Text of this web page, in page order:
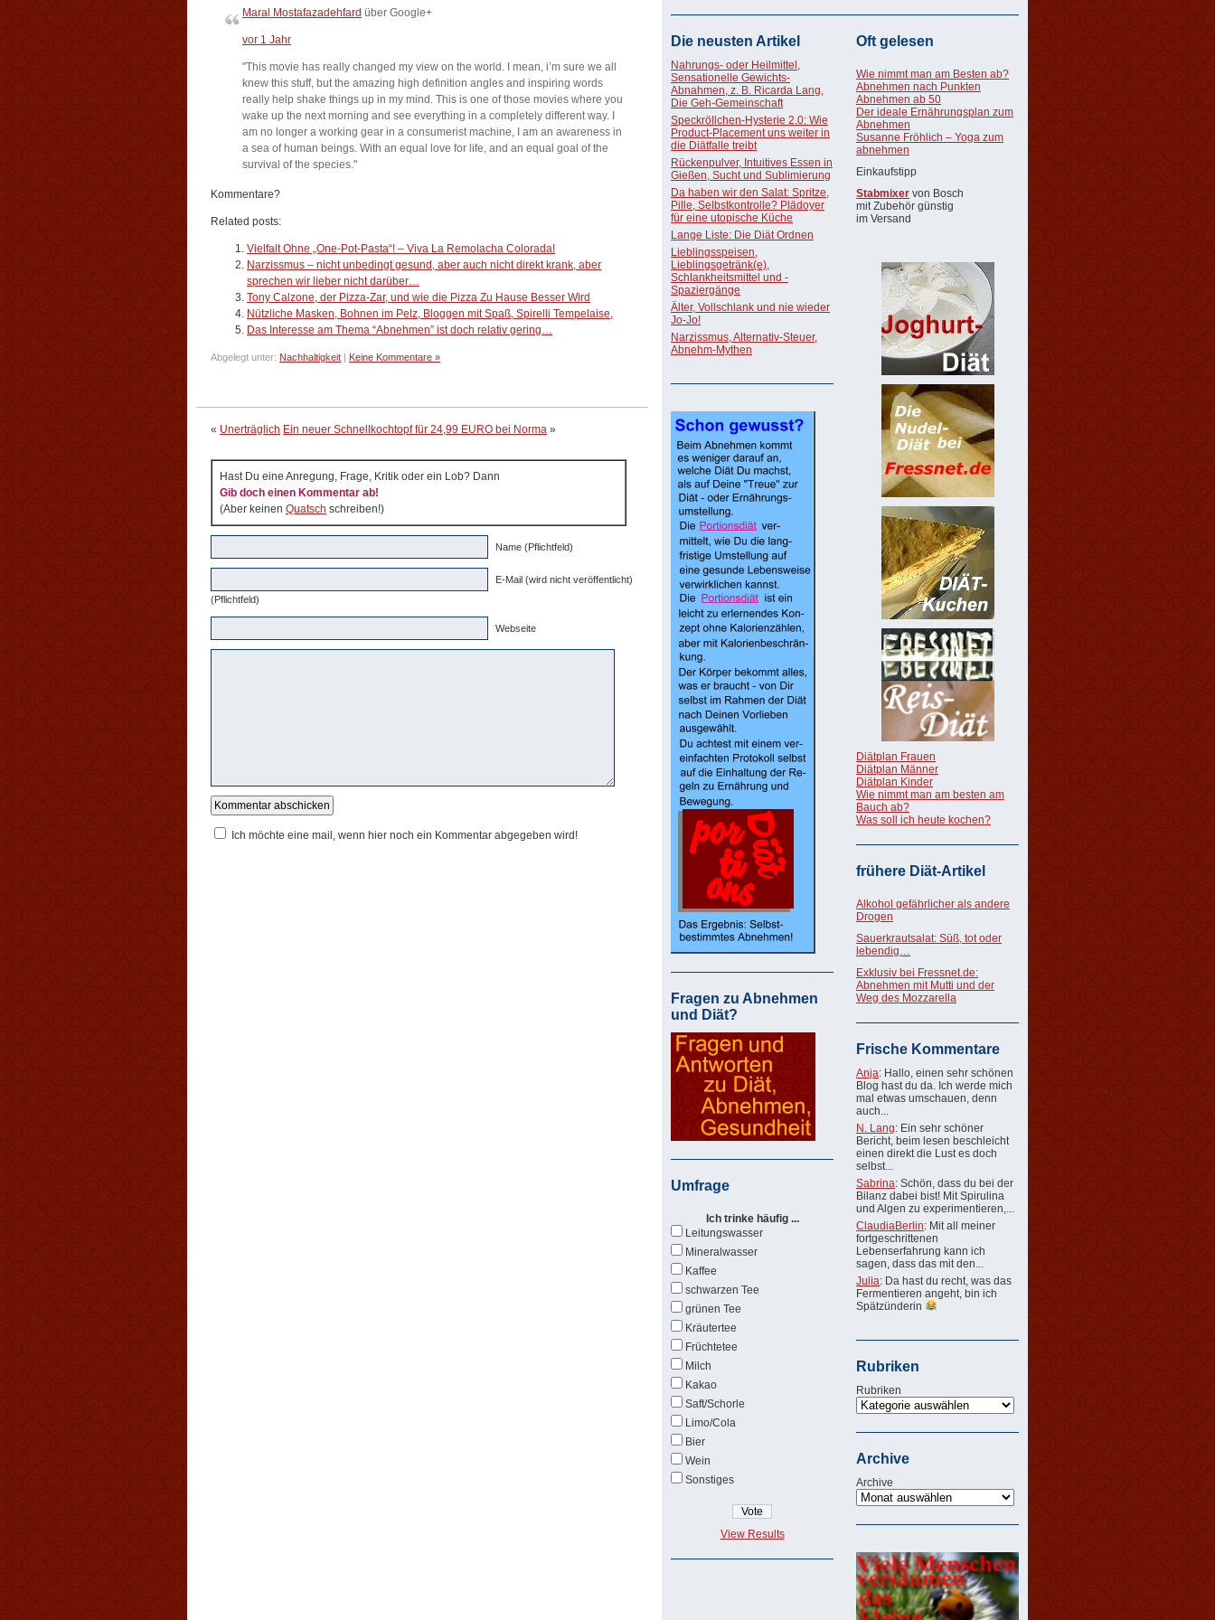
Maral Mostafazadehfard über Google+
vor 1 Jahr
"This movie has really changed my view on the world. I mean, i’m sure we all
knew this stuff, but the amazing high definition angles and inspiring words
really help shake things up in my mind. This is one of those movies where you
wake up the next morning and see everything in a completely different way. I
am no longer a working gear in a consumerist machine, I am an awareness in
a sea of human beings. With an equal love for life, and an equal goal of the
survival of the species."
Kommentare?
Related posts:
Vielfalt Ohne „One-Pot-Pasta“! – Viva La Remolacha Colorada!
Narzissmus – nicht unbedingt gesund, aber auch nicht direkt krank, aber
sprechen wir lieber nicht darüber…
Tony Calzone, der Pizza-Zar, und wie die Pizza Zu Hause Besser Wird
Nützliche Masken, Bohnen im Pelz, Bloggen mit Spaß, Spirelli Tempelaise,
Das Interesse am Thema “Abnehmen” ist doch relativ gering…
Abgelegt unter: Nachhaltigkeit | Keine Kommentare »
« Unerträglich Ein neuer Schnellkochtopf für 24,99 EURO bei Norma »
Hast Du eine Anregung, Frage, Kritik oder ein Lob? Dann
Gib doch einen Kommentar ab!
(Aber keinen Quatsch schreiben!)
Name (Pflichtfeld)
E-Mail (wird nicht veröffentlicht)
(Pflichtfeld)
Webseite
Ich möchte eine mail, wenn hier noch ein Kommentar abgegeben wird!
Die neusten Artikel
Nahrungs- oder Heilmittel,
Sensationelle Gewichts-
Abnahmen, z. B. Ricarda Lang,
Die Geh-Gemeinschaft
Speckröllchen-Hysterie 2.0: Wie
Product-Placement uns weiter in
die Diätfalle treibt
Rückenpulver, Intuitives Essen in
Gießen, Sucht und Sublimierung
Da haben wir den Salat: Spritze,
Pille, Selbstkontrolle? Plädoyer
für eine utopische Küche
Lange Liste: Die Diät Ordnen
Lieblingsspeisen,
Lieblingsgetränk(e),
Schlankheitsmittel und -
Spaziergänge
Älter, Vollschlank und nie wieder
Jo-Jo!
Narzissmus, Alternativ-Steuer,
Abnehm-Mythen
Fragen zu Abnehmen
und Diät?
Umfrage
Ich trinke häufig ...
Leitungswasser
Mineralwasser
Kaffee
schwarzen Tee
grünen Tee
Kräutertee
Früchtetee
Milch
Kakao
Saft/Schorle
Limo/Cola
Bier
Wein
Sonstiges
View Results
Oft gelesen
Wie nimmt man am Besten ab?
Abnehmen nach Punkten
Abnehmen ab 50
Der ideale Ernährungsplan zum
Abnehmen
Susanne Fröhlich – Yoga zum
abnehmen
Einkaufstipp
Stabmixer von Bosch
mit Zubehör günstig
im Versand
Diätplan Frauen
Diätplan Männer
Diätplan Kinder
Wie nimmt man am besten am
Bauch ab?
Was soll ich heute kochen?
frühere Diät-Artikel
Alkohol gefährlicher als andere
Drogen
Sauerkrautsalat: Süß, tot oder
lebendig…
Exklusiv bei Fressnet.de:
Abnehmen mit Mutti und der
Weg des Mozzarella
Frische Kommentare
Anja: Hallo, einen sehr schönen
Blog hast du da. Ich werde mich
mal etwas umschauen, denn
auch...
N. Lang: Ein sehr schöner
Bericht, beim lesen beschleicht
einen direkt die Lust es doch
selbst...
Sabrina: Schön, dass du bei der
Bilanz dabei bist! Mit Spirulina
und Algen zu experimentieren,...
ClaudiaBerlin: Mit all meiner
fortgeschrittenen
Lebenserfahrung kann ich
sagen, dass das mit den...
Julia: Da hast du recht, was das
Fermentieren angeht, bin ich
Spätzünderin
Rubriken
Rubriken
Archive
Archive